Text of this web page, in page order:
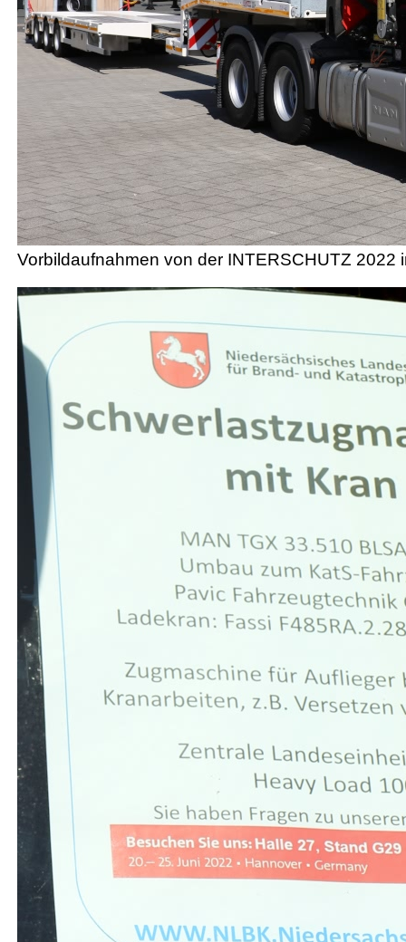
Vorbildaufnahmen von der INTERSCHUTZ 2022